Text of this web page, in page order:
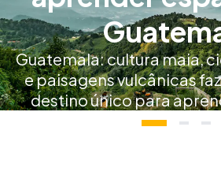
Guatemala: cultura maia,
e paisagens vulcânicas
destino único para